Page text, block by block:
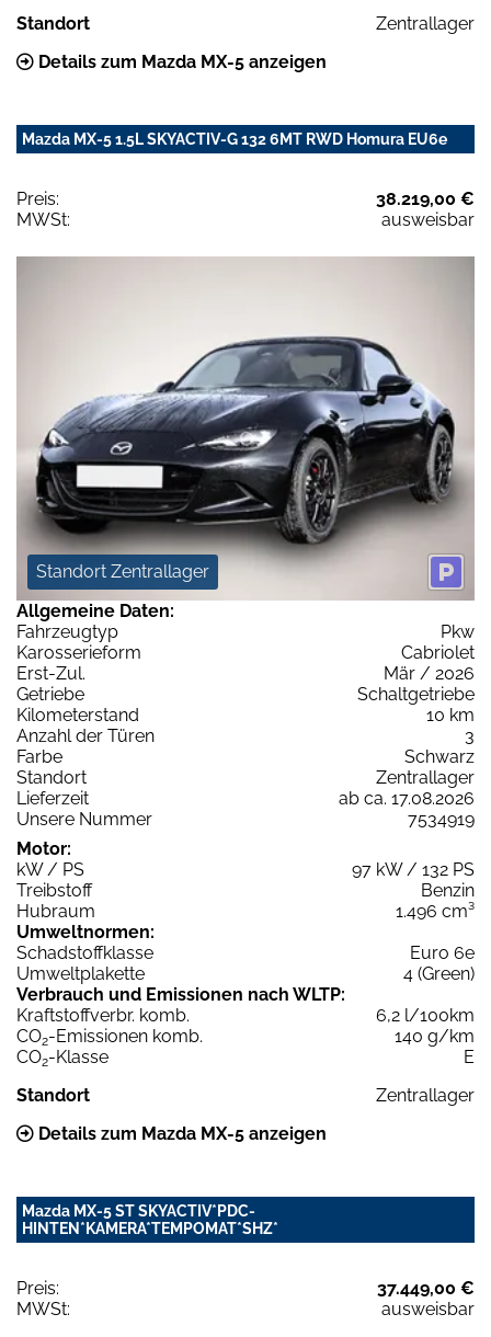
Standort
Zentrallager
Details zum Mazda MX-5 anzeigen
Mazda MX-5 1.5L SKYACTIV-G 132 6MT RWD Homura EU6e
Preis:
38.219,00 €
MWSt:
ausweisbar
Standort Zentrallager
Allgemeine Daten:
Fahrzeugtyp
Pkw
Karosserieform
Cabriolet
Erst-Zul.
Mär / 2026
Getriebe
Schaltgetriebe
Kilometerstand
10 km
Anzahl der Türen
3
Farbe
Schwarz
Standort
Zentrallager
Lieferzeit
ab ca. 17.08.2026
Unsere Nummer
7534919
Motor:
kW / PS
97 kW / 132 PS
Treibstoff
Benzin
Hubraum
1.496 cm³
Umweltnormen:
Schadstoffklasse
Euro 6e
Umweltplakette
4 (Green)
Verbrauch und Emissionen nach WLTP:
Kraftstoffverbr. komb.
6,2 l/100km
CO2-Emissionen komb.
140 g/km
CO2-Klasse
E
Standort
Zentrallager
Details zum Mazda MX-5 anzeigen
Mazda MX-5 ST SKYACTIV*PDC-
HINTEN*KAMERA*TEMPOMAT*SHZ*
Preis:
37.449,00 €
MWSt:
ausweisbar